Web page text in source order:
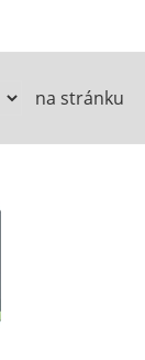
na stránku